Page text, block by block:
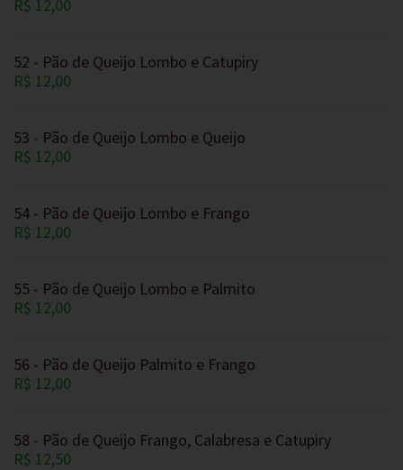
R$ 12,00
52 - Pão de Queijo Lombo e Catupiry
R$ 12,00
53 - Pão de Queijo Lombo e Queijo
R$ 12,00
54 - Pão de Queijo Lombo e Frango
R$ 12,00
55 - Pão de Queijo Lombo e Palmito
R$ 12,00
56 - Pão de Queijo Palmito e Frango
R$ 12,00
58 - Pão de Queijo Frango, Calabresa e Catupiry
R$ 12,50